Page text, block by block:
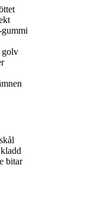
golv
bitar